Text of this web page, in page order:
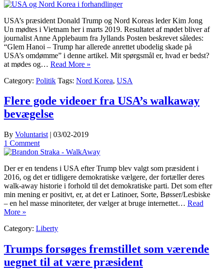
USA’s præsident Donald Trump og Nord Koreas leder Kim Jong
Un mødtes i Vietnam her i marts 2019. Resultatet af mødet bliver af
journalist Anne Applebaum fra Jyllands Posten beskrevet således:
“Glem Hanoi – Trump har allerede anrettet ubodelig skade på
USA’s omdømme” i denne artikel. Mit spørgsmål er, hvad er bedst?
at mødes og… Read More »
Category: Politik Tags: Nord Korea, USA
Flere gode videoer fra USA’s walkaway
bevægelse
By Voluntarist | 03/02-2019
1 Comment
Der er en tendens i USA efter Trump blev valgt som præsident i
2016, og det er tidligere demokratiske vælgere, der fortæller deres
walk-away historie i forhold til det demokratiske parti. Det som efter
min mening er positivt, er, at det er Latinoer, Sorte, Bøsser/Lesbiske
– en hel masse minoriteter, der vælger at bruge internettet… Read
More »
Category: Liberty
Trumps forsøges fremstillet som værende
uegnet til at være præsident